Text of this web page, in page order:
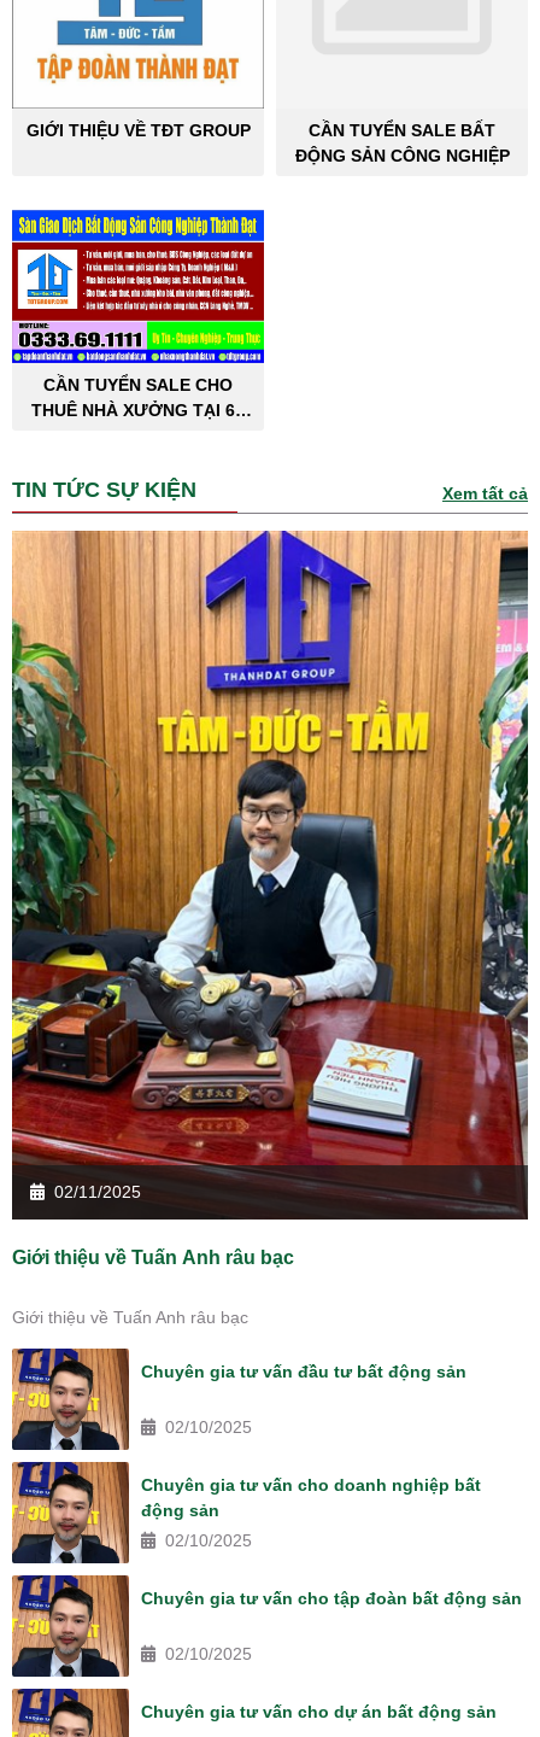
GIỚI THIỆU VỀ TĐT GROUP
CẦN TUYỂN SALE BẤT
ĐỘNG SẢN CÔNG NGHIỆP
CẦN TUYỂN SALE CHO
THUÊ NHÀ XƯỞNG TẠI 63
TIN TỨC SỰ KIỆN Xem tất cả
02/11/2025
Giới thiệu về Tuấn Anh râu bạc
Giới thiệu về Tuấn Anh râu bạc
Chuyên gia tư vấn đầu tư bất động sản
02/10/2025
Chuyên gia tư vấn cho doanh nghiệp bất
động sản
02/10/2025
Chuyên gia tư vấn cho tập đoàn bất động sản
02/10/2025
Chuyên gia tư vấn cho dự án bất động sản